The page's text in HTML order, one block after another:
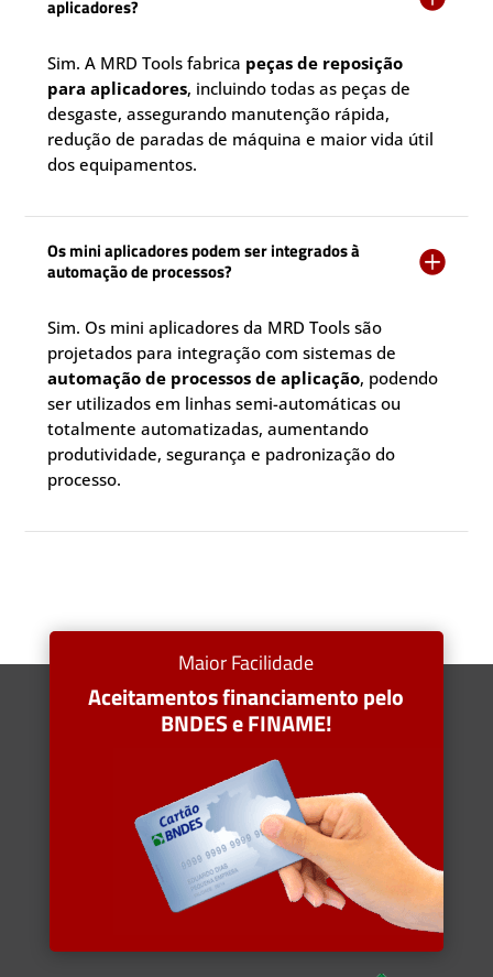
aplicadores?
Sim. A MRD Tools fabrica peças de reposição
para aplicadores, incluindo todas as peças de
desgaste, assegurando manutenção rápida,
redução de paradas de máquina e maior vida útil
dos equipamentos.
Os mini aplicadores podem ser integrados à
automação de processos?

Sim. Os mini aplicadores da MRD Tools são
projetados para integração com sistemas de
automação de processos de aplicação, podendo
ser utilizados em linhas semi-automáticas ou
totalmente automatizadas, aumentando
produtividade, segurança e padronização do
processo.
Maior Facilidade
Aceitamentos financiamento pelo
BNDES e FINAME!